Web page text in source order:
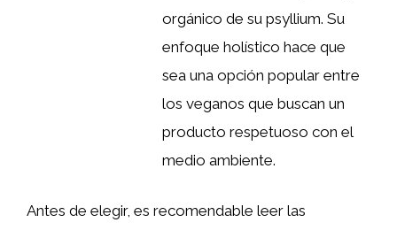
orgánico de su psyllium. Su
enfoque holístico hace que
sea una opción popular entre
los veganos que buscan un
producto respetuoso con el
medio ambiente.
Antes de elegir, es recomendable leer las